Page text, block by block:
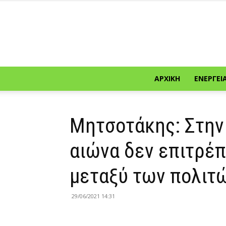
ΑΡΧΙΚΉ
Μητσοτάκης:
αιώνα δεν
μεταξύ των
29/06/2021 14:31